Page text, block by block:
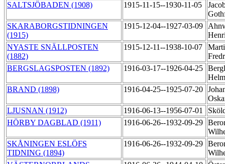
SALTSJÖBADEN (1908)
1915-11-15--1930-11-05
SKARABORGSTIDNINGEN
(1915)
1915-12-04--1927-03-09
NYASTE SNÄLLPOSTEN
(1882)
1915-12-11--1938-10-07
BERGSLAGSPOSTEN (1892)
1916-03-17--1926-04-25
BRAND (1898)
1916-04-25--1925-07-20
LJUSNAN (1912)
1916-06-13--1956-07-01
HÖRBY DAGBLAD (1911)
1916-06-26--1932-09-29
SKÅNINGEN ESLÖFS
TIDNING (1894)
1916-06-26--1932-09-29